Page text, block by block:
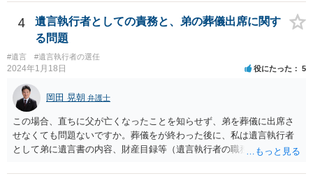
4
遺言執行者としての責務と、弟の葬儀出席に関す
る問題
#遺言 #遺言執行者の選任
2024年1月18日 役にたった 5
岡田 晃朝 弁護士
この場合、直ちに父が亡くなったことを知らせず、弟を葬儀に出席さ
せなくても問題ないですか。葬儀をが終わった後に、私は遺言執行者
として弟に遺言書の内容、財産目録等（遺言執行者の職務）を知らせ
るかは喪主の自由です。 呼ばなくてもかまいません。 そもそも、そう